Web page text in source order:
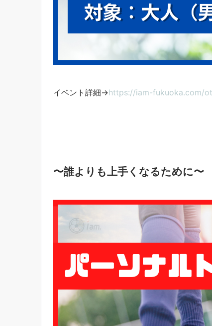
イベント詳細→https://iam-fukuoka.com/
〜誰よりも上手くなるために